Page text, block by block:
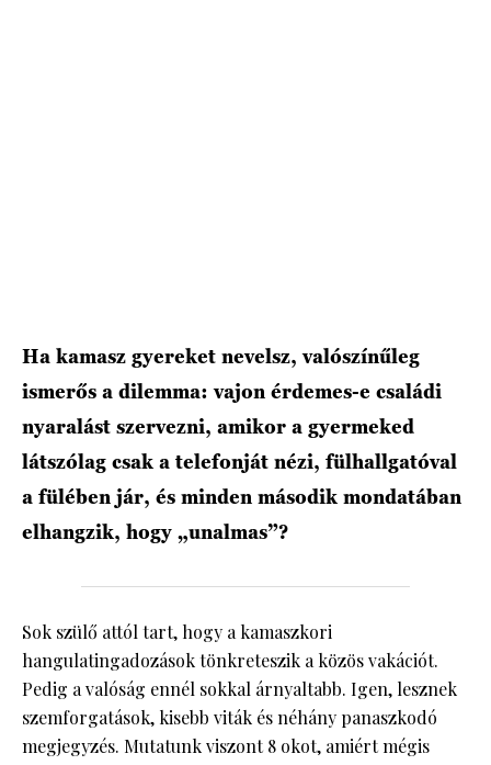
Ha kamasz gyereket nevelsz, valószínűleg
ismerős a dilemma: vajon érdemes-e családi
nyaralást szervezni, amikor a gyermeked
látszólag csak a telefonját nézi, fülhallgatóval
a fülében jár, és minden második mondatában
elhangzik, hogy „unalmas”?
Sok szülő attól tart, hogy a kamaszkori
hangulatingadozások tönkreteszik a közös vakációt.
Pedig a valóság ennél sokkal árnyaltabb. Igen, lesznek
szemforgatások, kisebb viták és néhány panaszkodó
megjegyzés. Mutatunk viszont 8 okot, amiért mégis